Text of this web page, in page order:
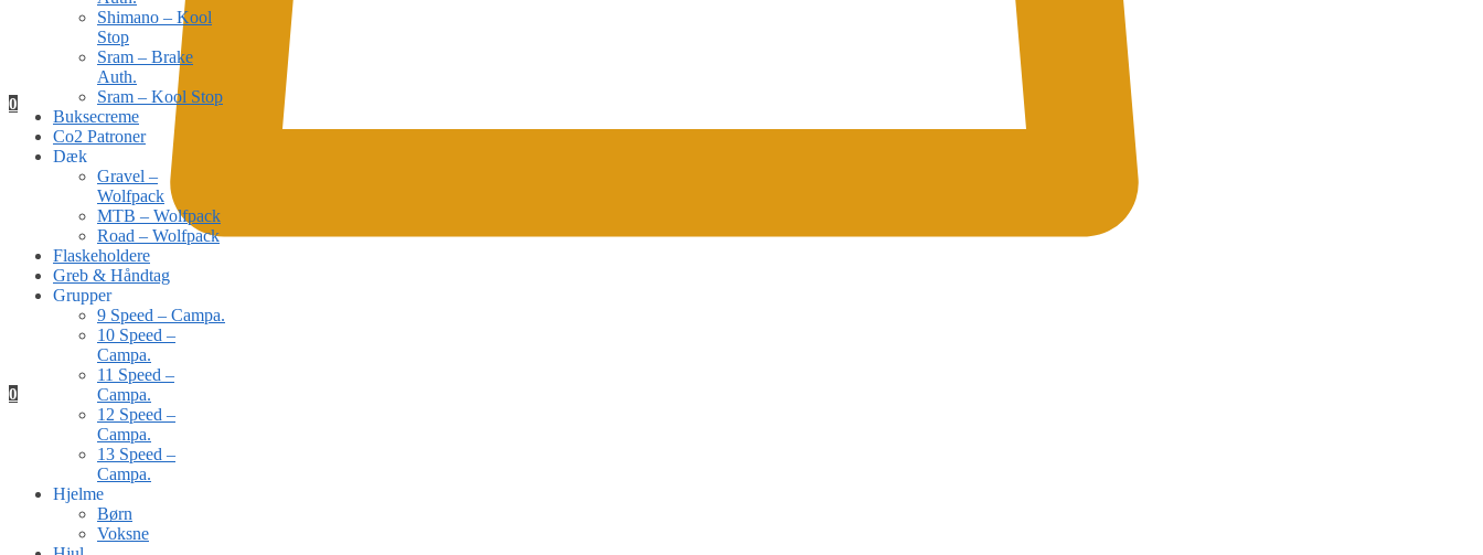
0
0
Shimano – Kool
Stop
Sram – Brake
Auth.
Sram – Kool Stop
Buksecreme
Co2 Patroner
Dæk
Gravel –
Wolfpack
MTB – Wolfpack
Road – Wolfpack
Flaskeholdere
Greb & Håndtag
Grupper
9 Speed – Campa.
10 Speed –
Campa.
11 Speed –
Campa.
12 Speed –
Campa.
13 Speed –
Campa.
Hjelme
Børn
Voksne